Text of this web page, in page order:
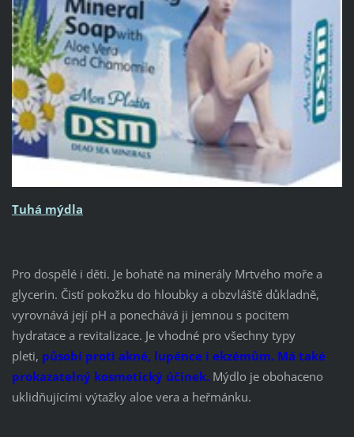
Tuhá mýdla
Pro dospělé i děti. Je bohaté na minerály Mrtvého moře a
glycerin. Čistí pokožku do hloubky a obzvláště důkladně,
vyrovnává její pH a ponechává ji jemnou s pocitem
hydratace a revitalizace. Je vhodné pro všechny typy
pleti, působí proti akné, lupénce i ekzémům. Má také
prokazatelný kosmetický účinek.Mýdlo je obohaceno
uklidňujícími výtažky aloe vera a heřmánku.